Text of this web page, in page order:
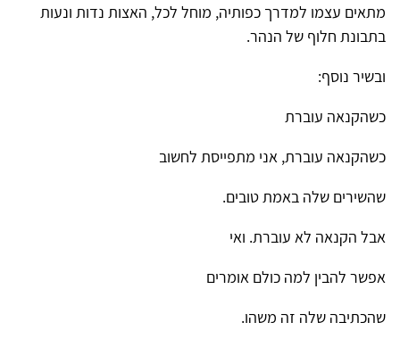
מתאים עצמו למדרך כפותיה, מוחל לכל, האצות נדות ונעות
בתבונת חלוף של הנהר.
ובשיר נוסף:
כשהקנאה עוברת
כשהקנאה עוברת, אני מתפייסת לחשוב
שהשירים שלה באמת טובים.
אבל הקנאה לא עוברת. ואי
אפשר להבין למה כולם אומרים
שהכתיבה שלה זה משהו.